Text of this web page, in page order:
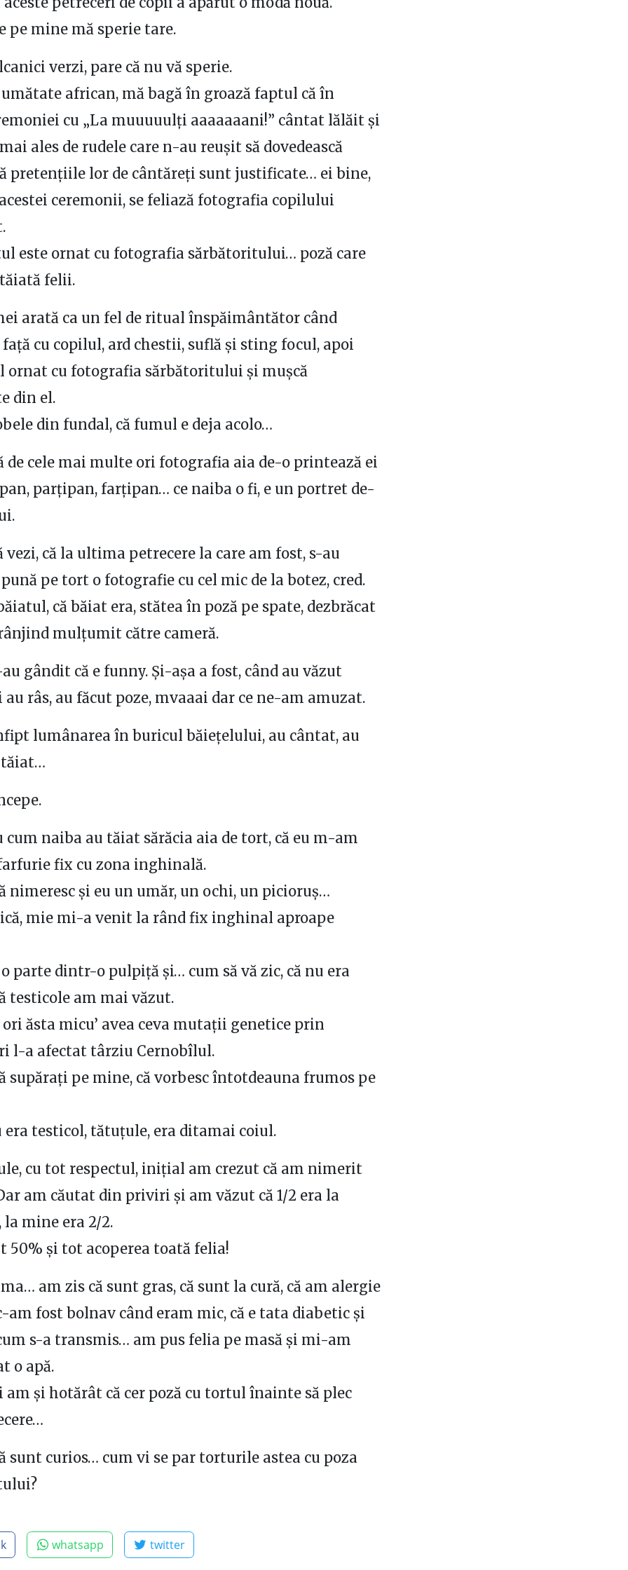
pe mine mă sperie tare.
verzi, pare că nu vă sperie.
african, mă bagă în groază faptul că în
cu „La muuuuulți aaaaaaani!” cântat lălăit și
ales de rudele care n-au reușit să dovedească
pretențiile lor de cântăreți sunt justificate… ei bine,
ceremonii, se feliază fotografia copilului
este ornat cu fotografia sărbătoritului… poză care
felii.
arată ca un fel de ritual înspăimântător când
față cu copilul, ard chestii, suflă și sting focul, apoi
ornat cu fotografia sărbătoritului și mușcă
din el.
din fundal, că fumul e deja acolo…
de cele mai multe ori fotografia aia de-o printează ei
parțipan, farțipan… ce naiba o fi, e un portret de-
vezi, că la ultima petrecere la care am fost, s-au
pe tort o fotografie cu cel mic de la botez, cred.
că băiat era, stătea în poză pe spate, dezbrăcat
mulțumit către cameră.
gândit că e funny. Și-așa a fost, când au văzut
râs, au făcut poze, mvaaai dar ce ne-am amuzat.
lumânarea în buricul băiețelului, au cântat, au
tăiat…
cum naiba au tăiat sărăcia aia de tort, că eu m-am
fix cu zona inghinală.
nimeresc și eu un umăr, un ochi, un picioruș…
mie mi-a venit la rând fix inghinal aproape
parte dintr-o pulpiță și… cum să vă zic, că nu era
testicole am mai văzut.
ăsta micu’ avea ceva mutații genetice prin
l-a afectat târziu Cernobîlul.
supărați pe mine, că vorbesc întotdeauna frumos pe
era testicol, tătuțule, era ditamai coiul.
cu tot respectul, inițial am crezut că am nimerit
am căutat din priviri și am văzut că 1/2 era la
mine era 2/2.
50% și tot acoperea toată felia!
am zis că sunt gras, că sunt la cură, că am alergie
am fost bolnav când eram mic, că e tata diabetic și
s-a transmis… am pus felia pe masă și mi-am
o apă.
am și hotărât că cer poză cu tortul înainte să plec
sunt curios… cum vi se par torturile astea cu poza
whatsapp twitter